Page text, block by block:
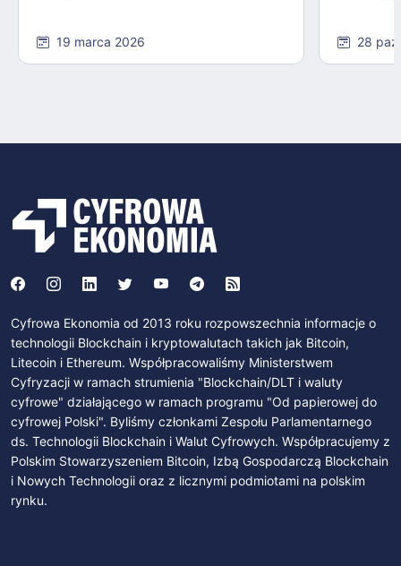
19 marca 2026 28
Cyfrowa Ekonomia od 2013 roku rozpowszechnia informacje o
technologii Blockchain i kryptowalutach takich jak Bitcoin,
Litecoin i Ethereum. Współpracowaliśmy Ministerstwem
Cyfryzacji w ramach strumienia "Blockchain/DLT i waluty
cyfrowe" działającego w ramach programu "Od papierowej do
cyfrowej Polski". Byliśmy członkami Zespołu Parlamentarnego
ds. Technologii Blockchain i Walut Cyfrowych. Współpracujemy z
Polskim Stowarzyszeniem Bitcoin, Izbą Gospodarczą Blockchain
i Nowych Technologii oraz z licznymi podmiotami na polskim
rynku.